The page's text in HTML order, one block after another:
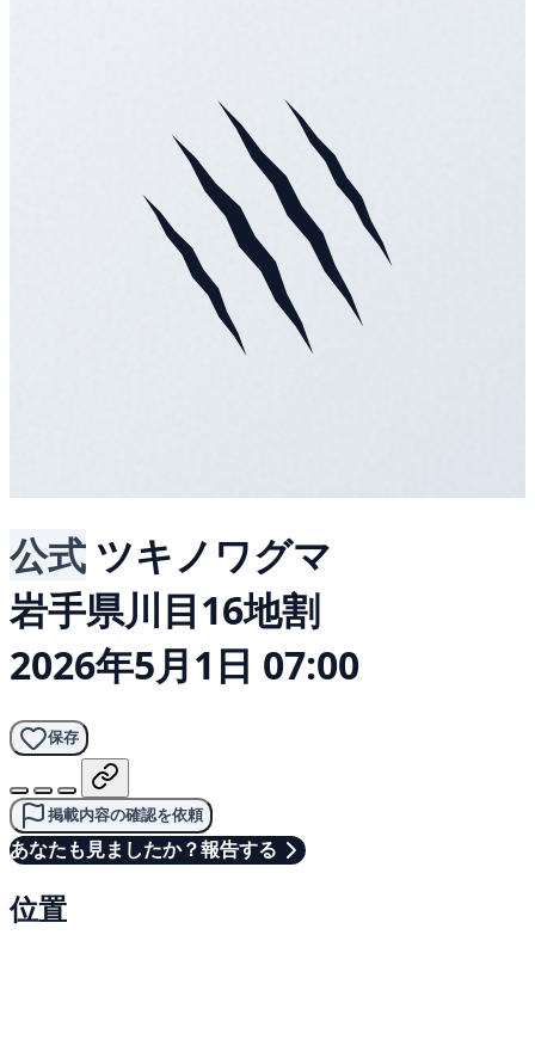
公式 ツキノワグマ
岩手県川目16地割
2026年5月1日 07:00
保存
掲載内容の確認を依頼
あなたも見ましたか？報告する
位置